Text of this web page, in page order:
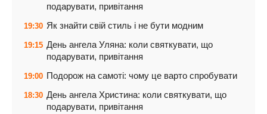
подарувати, привітання
19:30 Як знайти свій стиль і не бути модним
19:15 День ангела Уляна: коли святкувати, що
подарувати, привітання
19:00 Подорож на самоті: чому це варто спробувати
18:30 День ангела Христина: коли святкувати, що
подарувати, привітання